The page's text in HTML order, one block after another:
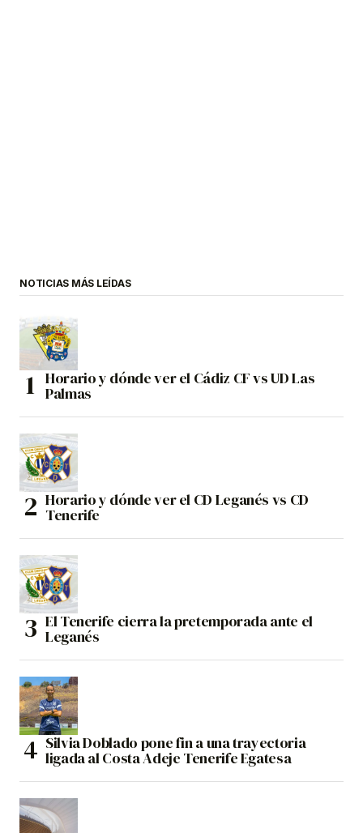
NOTICIAS MÁS LEÍDAS
Horario y dónde ver el Cádiz CF vs UD Las
Palmas
Horario y dónde ver el CD Leganés vs CD
Tenerife
El Tenerife cierra la pretemporada ante el
Leganés
Silvia Doblado pone fin a una trayectoria
ligada al Costa Adeje Tenerife Egatesa